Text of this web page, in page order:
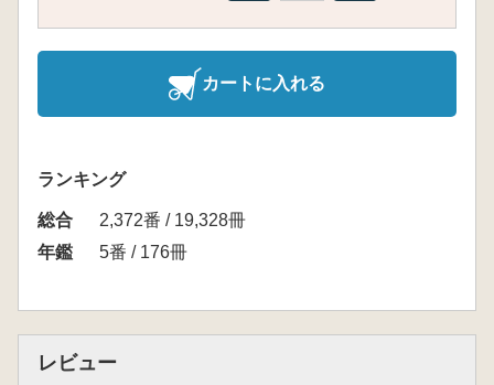
カートに入れる
ランキング
総合
2,372番 / 19,328冊
年鑑
5番 / 176冊
レビュー